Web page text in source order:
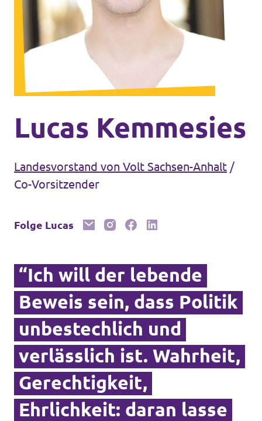
Unsere Events
Mache bei uns mit!
Deine Spende für Volt!
Datenschutz
Impressum
Lucas Kemmesies
Landesvorstand von Volt Sachsen-Anhalt /
Co-Vorsitzender
Folge Lucas
“Ich will der lebende
Beweis sein, dass Politik
unbestechlich und
verlässlich ist. Wahrheit,
Gerechtigkeit,
Ehrlichkeit: daran lasse